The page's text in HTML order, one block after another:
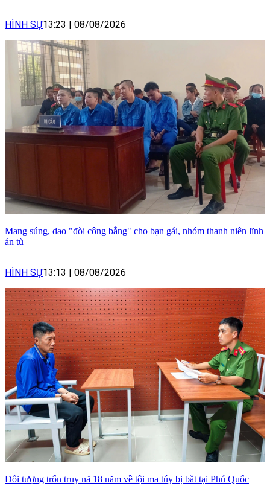
HÌNH SỰ13:23 08/08/2026
Mang súng, dao "đòi công bằng" cho bạn gái, nhóm thanh niên lĩnh
án tù
HÌNH SỰ13:13 08/08/2026
Đối tượng trốn truy nã 18 năm về tội ma túy bị bắt tại Phú Quốc